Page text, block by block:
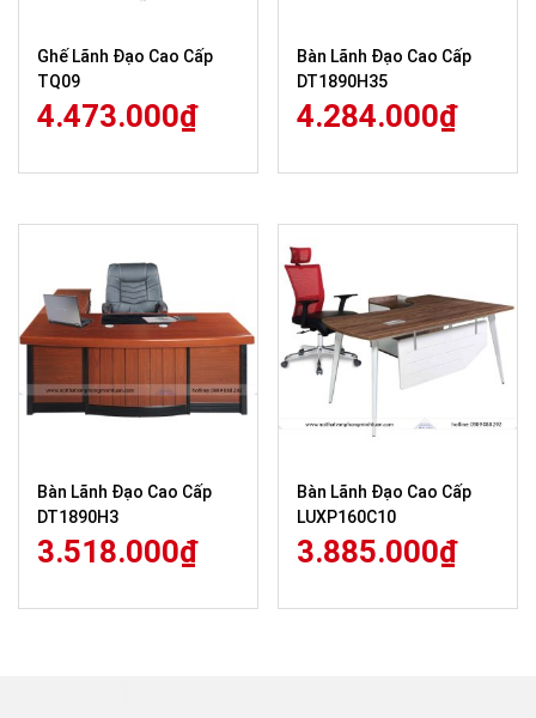
Ghế Lãnh Đạo Cao Cấp
TQ09
4.473.000₫
Bàn Lãnh Đạo Cao Cấp
DT1890H35
4.284.000₫
Bàn Lãnh Đạo Cao Cấp
DT1890H3
3.518.000₫
Bàn Lãnh Đạo Cao Cấp
LUXP160C10
3.885.000₫